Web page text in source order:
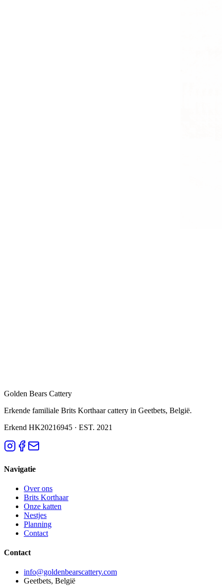
Golden Bears Cattery
Erkende familiale Brits Korthaar cattery in Geetbets, België.
Erkend HK20216945 · EST. 2021
Navigatie
Over ons
Brits Korthaar
Onze katten
Nestjes
Planning
Contact
Contact
info@goldenbearscattery.com
Geetbets, België